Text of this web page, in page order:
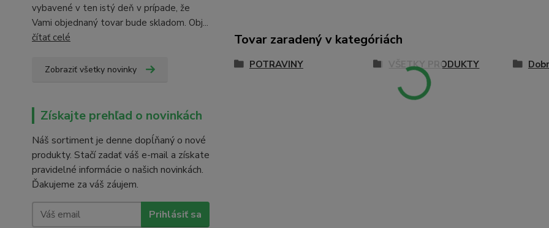
vybavené v ten istý deň v prípade, že
Vami objednaný tovar bude skladom. Obj...
čítať celé
Zobraziť všetky novinky
Získajte prehľad o novinkách
Náš sortiment je denne dopĺňaný o nové
produkty. Stačí zadať váš e-mail a získate
pravidelné informácie o našich novinkách.
Ďakujeme za váš záujem.
Prihlásiť sa
Tovar zaradený v kategóriách
POTRAVINY VŠETKY PRODUKTY